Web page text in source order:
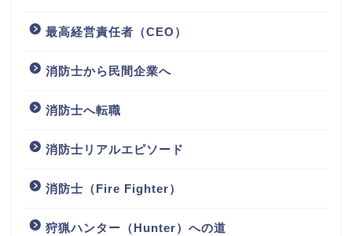
最高経営責任者（CEO）
消防士から民間企業へ
消防士へ転職
消防士リアルエピソード
消防士（Fire Fighter）
狩猟ハンター（Hunter）への道